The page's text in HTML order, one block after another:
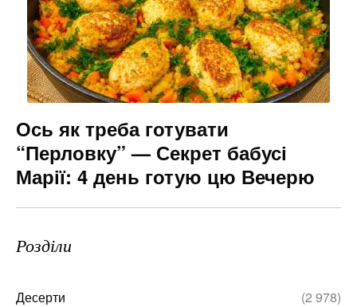
Ось як треба готувати
“Перловку” — Секрет бабусі
Марії: 4 день готую цю Вечерю
Розділи
Десерти
(2 978)